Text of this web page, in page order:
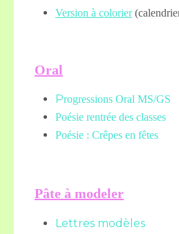
Version à colorier
Oral
Progressions Oral MS/GS
Poésie rentrée des classes
Poésie : Crêpes en fêtes
Pâte à modeler
Lettres modèles